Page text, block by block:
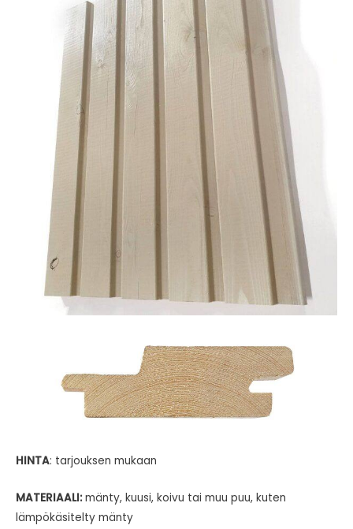
HINTA: tarjouksen mukaan
MATERIAALI: mänty, kuusi, koivu tai muu puu, kuten
lämpökäsitelty mänty